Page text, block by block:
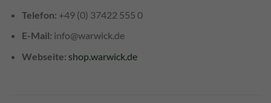
Telefon: +49 (0) 37422 555 0
E-Mail: info@warwick.de
Webseite: shop.warwick.de